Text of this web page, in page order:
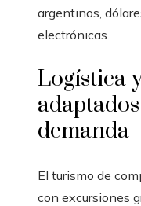
argentinos,
electrónicas.
Logística
demanda
El turismo de
con excursiones